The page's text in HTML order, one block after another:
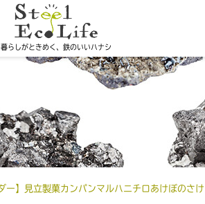
暮らしがときめく、鉄のいいハナシ
】見立製菓カンパンマルハニチロあけぼのさけ